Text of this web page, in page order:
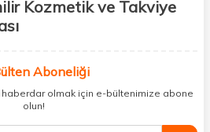
Kozmetik ve Takviye
edici gıda ürünlerini sizlerle
mağaza dolaşmanıza gerek yok;
çatı altında topluyor ve kapınıza kadar
Aboneliği
olmak için e-bültenimize abone
olun!